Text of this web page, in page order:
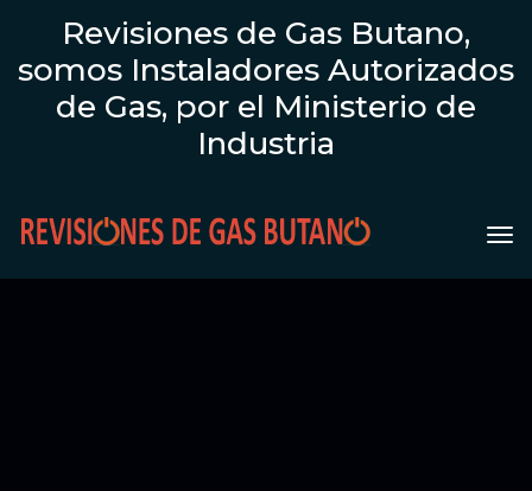
Revisiones de Gas Butano,
somos Instaladores Autorizados
de Gas, por el Ministerio de
Industria